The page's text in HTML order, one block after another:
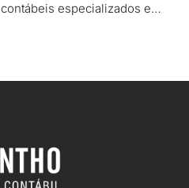
especializados e…